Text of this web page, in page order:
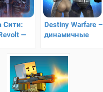
Сити:
—
Destiny Warfare –
динамичные
сражения